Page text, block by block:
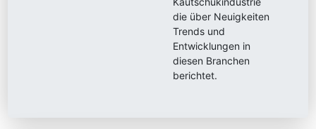
die über Neuigkeiten
Trends und
Entwicklungen in
diesen Branchen
berichtet.